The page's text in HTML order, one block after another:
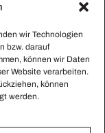
wir Technologien
bzw. darauf
können wir Daten
Website verarbeiten.
können
werden.